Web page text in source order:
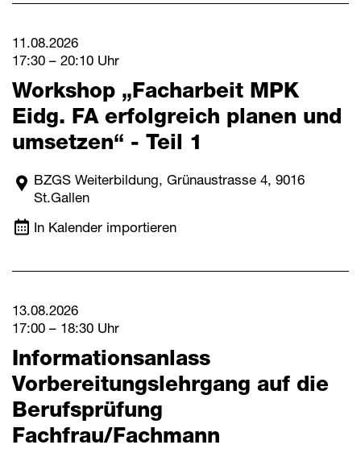
11.08.2026
17:30 – 20:10 Uhr
Workshop „Facharbeit MPK
Eidg. FA erfolgreich planen und
umsetzen“ - Teil 1
BZGS Weiterbildung, Grünaustrasse 4, 9016
St.Gallen
In Kalender importieren
13.08.2026
17:00 – 18:30 Uhr
Informationsanlass
Vorbereitungslehrgang auf die
Berufsprüfung
Fachfrau/Fachmann
Webmail
Login Mitarbeitende
Kontakt
Downloads